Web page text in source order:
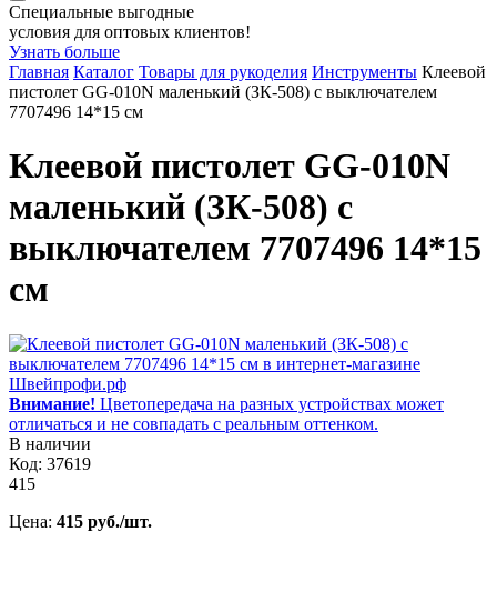
Специальные выгодные
условия для оптовых клиентов!
Узнать больше
Главная Каталог Товары для рукоделия Инструменты Клеевой
пистолет GG-010N маленький (ЗК-508) с выключателем
7707496 14*15 см
Клеевой пистолет GG-010N
маленький (ЗК-508) с
выключателем 7707496 14*15
см
Внимание! Цветопередача на разных устройствах может
отличаться и не совпадать с реальным оттенком.
В наличии
Код: 37619
415
Цена: 415 руб./шт.